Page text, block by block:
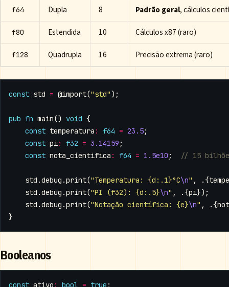
f64 Dupla 8 Padrão geral, cálculos
f80 Estendida 10 Cálculos x87 (raro)
f128 Quadrupla 16 Precisão extrema (raro)
const std = @import("std");
pub fn main() void {
const temperatura : f64 = 23.5;
const pi: f32 = 3.14159 ;
const nota_cientifica : f64 = 1.5e10 ;
std .debug .print("Temperatura: {d:.1}°C\n" , .{
std .debug .print("PI (f32): {d:.5}\n" , .{pi});
std .debug .print("Notação científica: {e}\n" , .{
}
Booleanos
const ativo : bool = true ;